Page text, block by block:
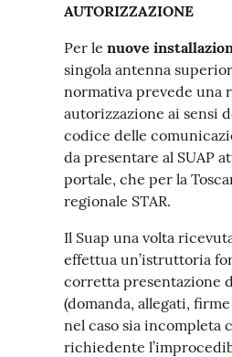
AUTORIZZAZIONE
Per le nuove
singola antenna
normativa prevede una
autorizzazione ai sensi
codice delle
da presentare al SUAP
portale, che per la
regionale STAR.
Il Suap una volta
effettua un’istruttoria
corretta presentazione
(domanda, allegati,
nel caso sia incompleta
richiedente